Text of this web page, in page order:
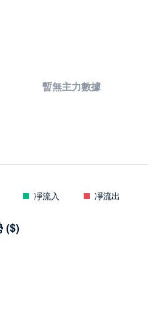
凈流入 凈流出
暫無主力數據
($)